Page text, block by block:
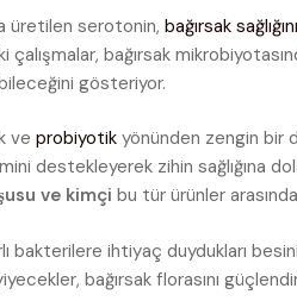
üretilen serotonin, bağırsak
bağırsak
gösteriyor.
ve probiyotik yönünden zengin bir
destekleyerek zihin sağlığına
ve kimçi bu tür ürünler
bakterilere ihtiyaç duydukları
bağırsak florasını